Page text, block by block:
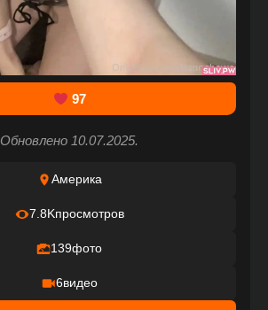
97
Обновлено 10.07.2025.
Америка
7.8Kпросмотров
139фото
6видео